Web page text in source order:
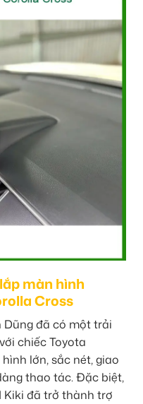
màn hình
Cross
đã có một trải
chiếc Toyota
lớn, sắc nét, giao
thao tác. Đặc biệt,
Kiki đã trở thành trợ